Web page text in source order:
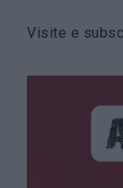
Visite e